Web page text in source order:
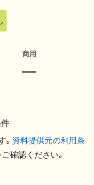
商用
資料提供元の利用条
確認ください。